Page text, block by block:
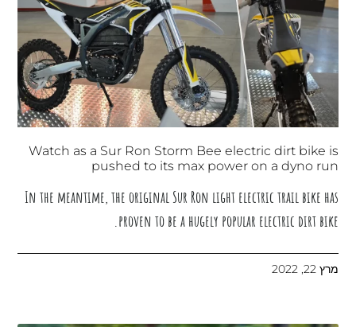
Watch as a Sur Ron Storm Bee electric dirt bike is
pushed to its max power on a dyno run
In the meantime, the original Sur Ron light electric trail bike has
proven to be a hugely popular electric dirt bike.
מרץ 22, 2022